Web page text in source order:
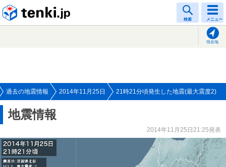
検索 メニュー
現在地
過去の地震情報 2014年11月25日 21時21分頃発生した地震(最大震度2)
地震情報
2014年11月25日21:25発表